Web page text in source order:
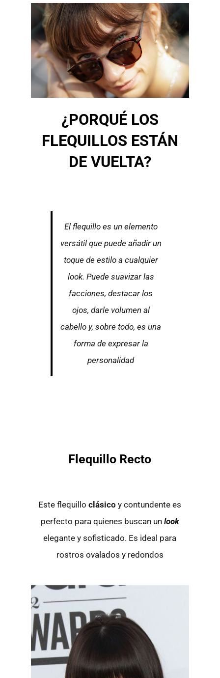
¿PORQUÉ LOS
FLEQUILLOS ESTÁN
DE VUELTA?
El flequillo es un elemento
versátil que puede añadir un
toque de estilo a cualquier
look. Puede suavizar las
facciones, destacar los
ojos, darle volumen al
cabello y, sobre todo, es una
forma de expresar la
personalidad
Flequillo Recto
Este flequilloclásico y contundente es
perfecto para quienes buscan un look
elegante y sofisticado. Es ideal para
rostros ovalados y redondos